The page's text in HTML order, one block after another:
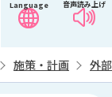
音声読み上げ
Language
施策・計画 外